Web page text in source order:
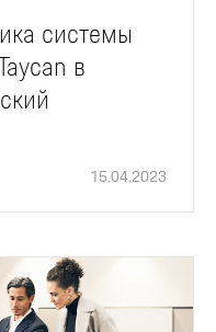
системы
в
15.04.2023